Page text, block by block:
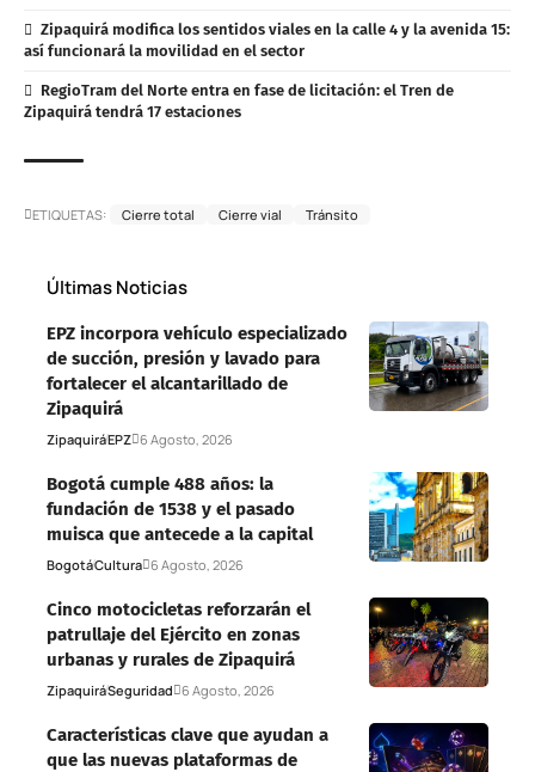
Zipaquirá modifica los sentidos viales en la calle 4 y la avenida 15:
así funcionará la movilidad en el sector
RegioTram del Norte entra en fase de licitación: el Tren de
Zipaquirá tendrá 17 estaciones
ETIQUETAS: Cierre total Cierre vial Tránsito
Últimas Noticias
EPZ incorpora vehículo especializado
de succión, presión y lavado para
fortalecer el alcantarillado de
Zipaquirá
ZipaquiráEPZ 6 Agosto, 2026
Bogotá cumple 488 años: la
fundación de 1538 y el pasado
muisca que antecede a la capital
BogotáCultura 6 Agosto, 2026
Cinco motocicletas reforzarán el
patrullaje del Ejército en zonas
urbanas y rurales de Zipaquirá
ZipaquiráSeguridad 6 Agosto, 2026
Características clave que ayudan a
que las nuevas plataformas de